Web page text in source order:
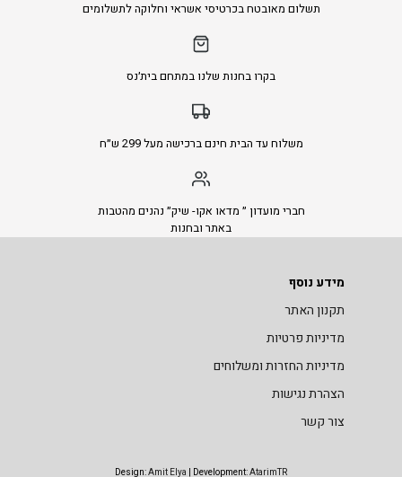
תשלום מאובטח בכרטיסי אשראי וחלוקה לתשלומים
בקרו בחנות שלנו במתחם בית׳נס
משלוח עד הבית חינם ברכישה מעל 299 ש״ח
חברי מועדון ״ מדאו אקו- שיק״ נהנים מהטבות
באתר ובחנות
מידע נוסף
תקנון האתר
מדיניות פרטיות
מדיניות החזרות ומשלוחים
הצהרת נגישות
צור קשר
Design:Amit Elya | Development:AtarimTR